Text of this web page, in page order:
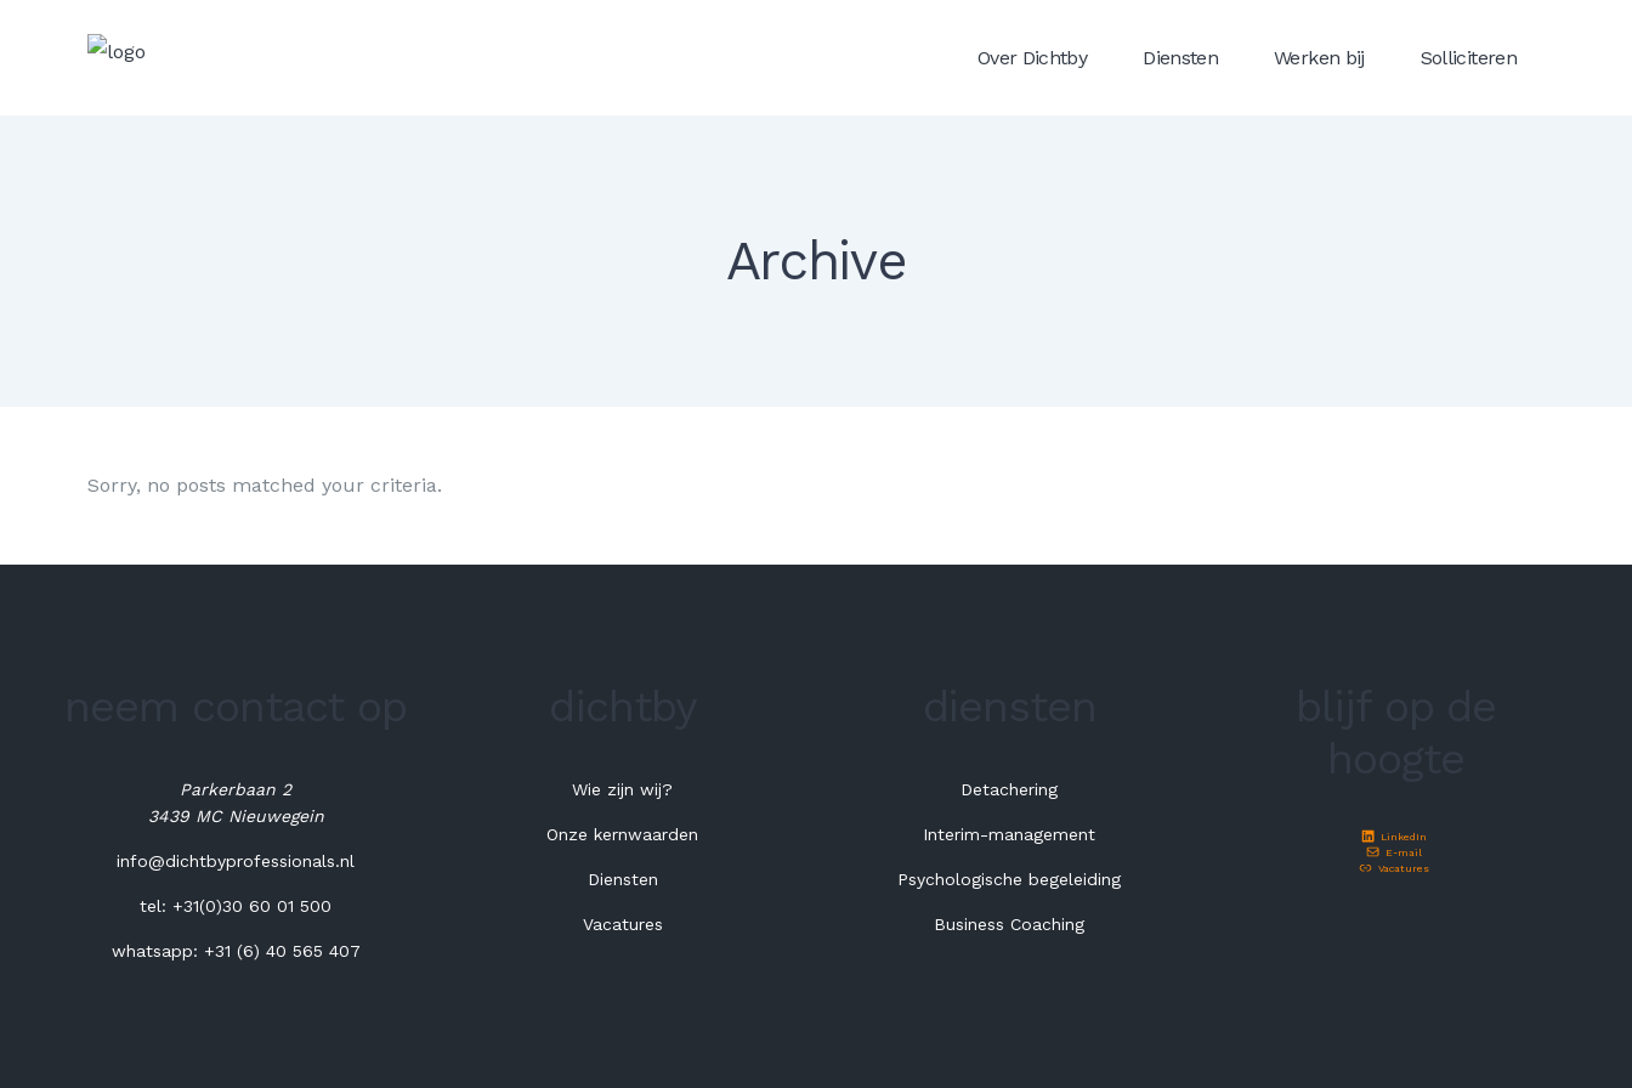
Over Dichtby Diensten Werken bij Solliciteren
Archive
Sorry, no posts matched your criteria.
Parkerbaan 2
3439 MC Nieuwegein
info@dichtbyprofessionals.nl
tel: +31(0)30 60 01 500
whatsapp: +31 (6) 40 565 407
Wie zijn wij?
Onze kernwaarden
Diensten
Vacatures
Detachering
Interim-management
Psychologische begeleiding
Business Coaching
LinkedIn
E-mail
Vacatures